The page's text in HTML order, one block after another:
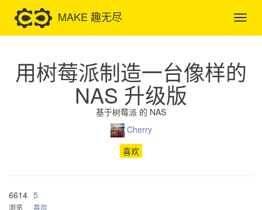
MAKE 趣无尽
用树莓派制造一台像样的
NAS 升级版
基于树莓派 的 NAS
Cherry
喜欢
6614
浏览
5
喜欢